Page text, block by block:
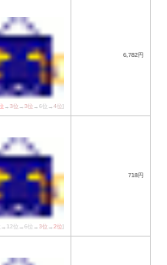
→3位 →3位 →6位→4位]
6,782円
→12位→6位→3位 →2位]
718円